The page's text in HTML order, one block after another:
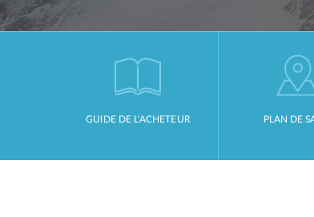
GUIDE DE L'ACHETEUR PLAN DE